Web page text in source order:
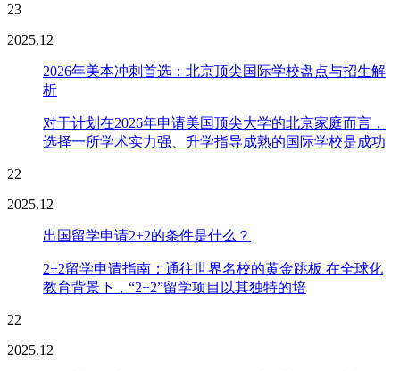
23
2025.12
2026年美本冲刺首选：北京顶尖国际学校盘点与招生解
析
对于计划在2026年申请美国顶尖大学的北京家庭而言，
选择一所学术实力强、升学指导成熟的国际学校是成功
22
2025.12
出国留学申请2+2的条件是什么？
2+2留学申请指南：通往世界名校的黄金跳板 在全球化
教育背景下，“2+2”留学项目以其独特的培
22
2025.12